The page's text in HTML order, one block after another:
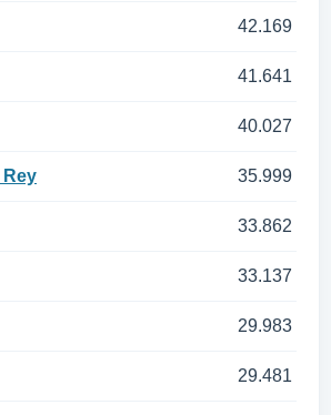
42.169
41.641
40.027
Rey 35.999
33.862
33.137
29.983
29.481